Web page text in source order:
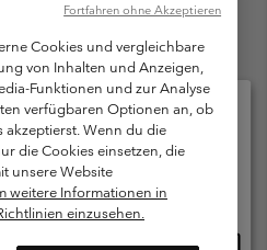
GmbH. Moosfeldstraße 1, 5101
Rechte vorbehalten.
Verkaufsbedingungen
Garantie
Mitglieder Programms
Inhalte
Cookies und vergleichbare
von Inhalten und Anzeigen,
Funktionen und zur Analyse
verfügbaren Optionen an, ob
akzeptierst. Wenn du die
die Cookies einsetzen, die
unsere Website
weitere Informationen in
einzusehen.
Fortfahren ohne Akzeptieren
und Ihre Sprache
verfügbar